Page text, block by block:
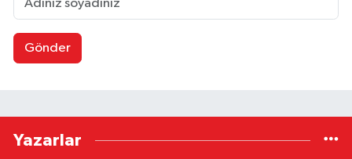
Gönder
Yazarlar